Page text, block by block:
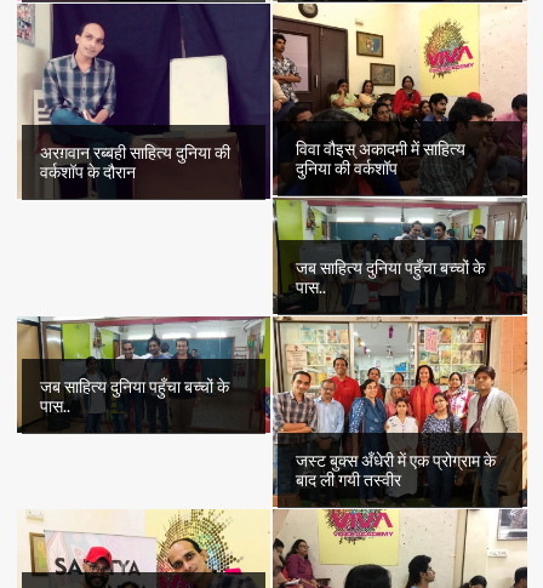
अरग़वान रब्बही साहित्य दुनिया की
वर्कशॉप के दौरान
विवा वौइस् अकादमी में साहित्य
दुनिया की वर्कशॉप
जब साहित्य दुनिया पहुँचा बच्चों के
पास..
जब साहित्य दुनिया पहुँचा बच्चों के
पास..
जस्ट बुक्स अँधेरी में एक प्रोग्राम के
बाद ली गयी तस्वीर